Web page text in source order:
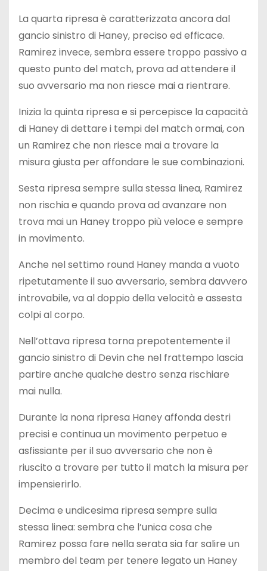
La quarta ripresa è caratterizzata ancora dal
gancio sinistro di Haney, preciso ed efficace.
Ramirez invece, sembra essere troppo passivo a
questo punto del match, prova ad attendere il
suo avversario ma non riesce mai a rientrare.
Inizia la quinta ripresa e si percepisce la capacità
di Haney di dettare i tempi del match ormai, con
un Ramirez che non riesce mai a trovare la
misura giusta per affondare le sue combinazioni.
Sesta ripresa sempre sulla stessa linea, Ramirez
non rischia e quando prova ad avanzare non
trova mai un Haney troppo più veloce e sempre
in movimento.
Anche nel settimo round Haney manda a vuoto
ripetutamente il suo avversario, sembra davvero
introvabile, va al doppio della velocità e assesta
colpi al corpo.
Nell’ottava ripresa torna prepotentemente il
gancio sinistro di Devin che nel frattempo lascia
partire anche qualche destro senza rischiare
mai nulla.
Durante la nona ripresa Haney affonda destri
precisi e continua un movimento perpetuo e
asfissiante per il suo avversario che non è
riuscito a trovare per tutto il match la misura per
impensierirlo.
Decima e undicesima ripresa sempre sulla
stessa linea: sembra che l’unica cosa che
Ramirez possa fare nella serata sia far salire un
membro del team per tenere legato un Haney